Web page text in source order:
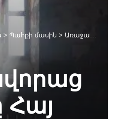
> Պահքի մասին > Առաջավորաց պահքը Հայ Առաքելական Սուրբ եկեղեցու առաջին պահքն է